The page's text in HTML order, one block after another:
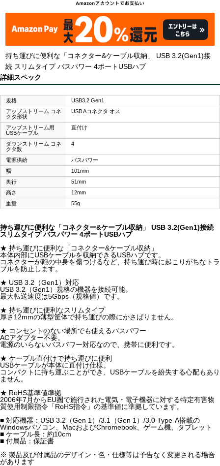
持ち運びに便利な「コネクター&ケーブル収納」 USB 3.2(Gen1)接
続 スリムタイプ バスパワー 4ポートUSBハブ
詳細スペック
規格
USB3.2 Gen1
アップストリーム コネ
クタ形状
USB Aコネクタ オス
アップストリーム用
USBケーブル
直付け
ダウンストリーム コネ
クタ数
4
電源供給
バスパワー
幅
101mm
奥行
51mm
高さ
12mm
重量
55g
持ち運びに便利な「コネクター&ケーブル収納」 USB 3.2(Gen1)接続
スリムタイプ バスパワー 4ポートUSBハブ
★ 持ち運びに便利な「コネクター&ケーブル収納」
本体内部にUSBケーブルを収納できるUSBハブです。
コネクターが鞄の中身を傷つけるなど、持ち運び時に起こりがちなトラ
ブルを防止します。
★ USB 3.2（Gen1）対応
USB 3.2（Gen1）規格の機器を接続可能。
最大転送速度は5Gbps（規格値）です。
★ 持ち運びに便利なスリムタイプ
厚さ12mmの薄型筐体で持ち運びの際にかさばりません。
★ コンセントのない場所でも使えるバスパワー
ACアダプター不要。
電源のいらないバスパワー対応なので、携帯に便利です。
★ ケーブル直付けで持ち運びに便利
USBケーブルが本体に直付け仕様。
コンパクトに持ち運ぶことができ、USBケーブルを紛失する心配もあり
ません。
★ RoHS基準値準拠
2006年7月からEU圏で施行された電気・電子機器に対する特定有害物
質使用制限指令「RoHS指令」の基準値に準拠しています。
■ 対応機器：USB 3.2（Gen 1）/3.1（Gen 1）/3.0 Type-A搭載の
Windowsパソコン、MacおよびChromebook、ゲーム機、タブレット
■ ケーブル長：約10cm
■ 付属品：保証書
※ 製品及び付属品のデザイン・色・仕様等は予告なく変更される場合
があります